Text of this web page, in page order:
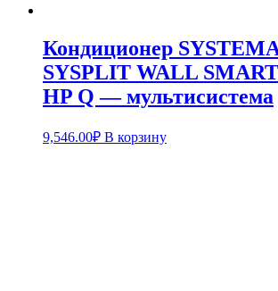
Кондиционер
SYSPLIT WALL
HP Q — мультисистема
9,546.00₽ В корзину